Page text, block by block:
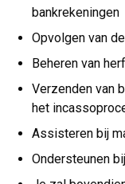
bankrekeningen
Opvolgen van
Beheren van
Verzenden van
het
Assisteren bij
Ondersteunen